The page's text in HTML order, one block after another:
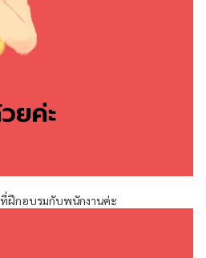
ฝึกอบรมกับพนักงานค่ะ